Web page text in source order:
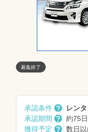
募集終了
承認条件
レン
承認期間
約75日
獲得予定
数日